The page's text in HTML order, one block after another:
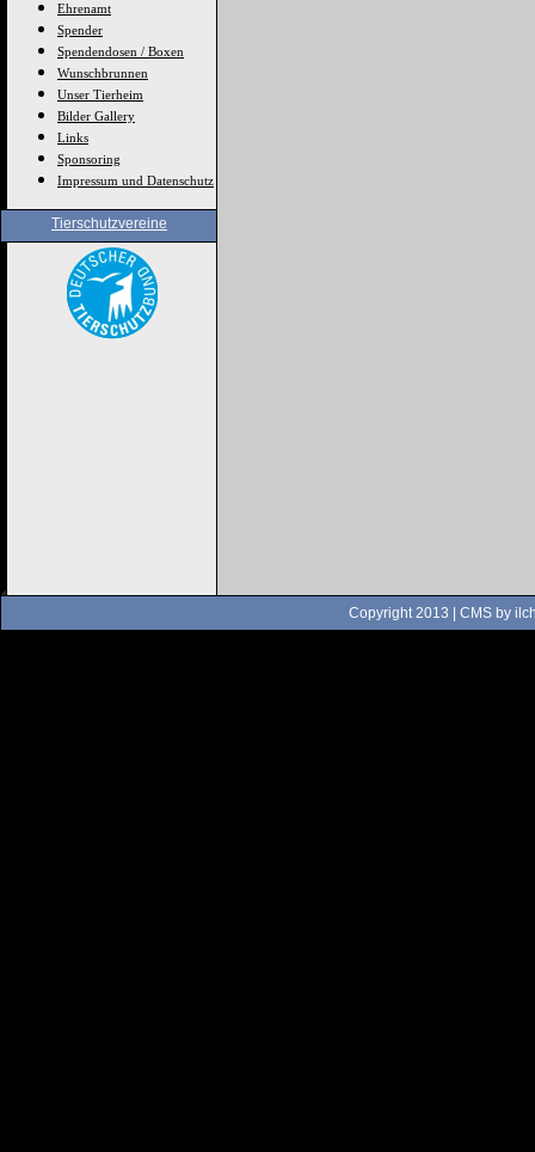
Ehrenamt
Spender
Spendendosen / Boxen
Wunschbrunnen
Unser Tierheim
Bilder Gallery
Links
Sponsoring
Impressum und Datenschutz
Tierschutzvereine
Copyright 2013 | CMS by